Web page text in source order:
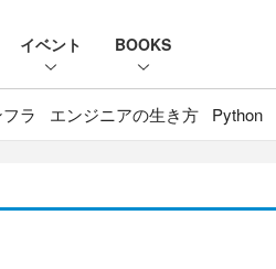
イベント BOOKS
ラ エンジニアの生き方 Python